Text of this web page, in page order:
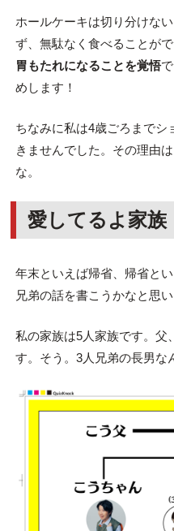
ホールケーキは切り分けな
ず、無駄なく食べることが
胃もたれになることを覚悟
めします！
ちなみに私は4歳ごろまでシ
きませんでした。その理由
な。
愛してるよ家族
年末といえば帰省、帰省と
兄弟の話を書こうかなと思い
私の家族は5人家族です。父
す。そう。3人兄弟の長男な